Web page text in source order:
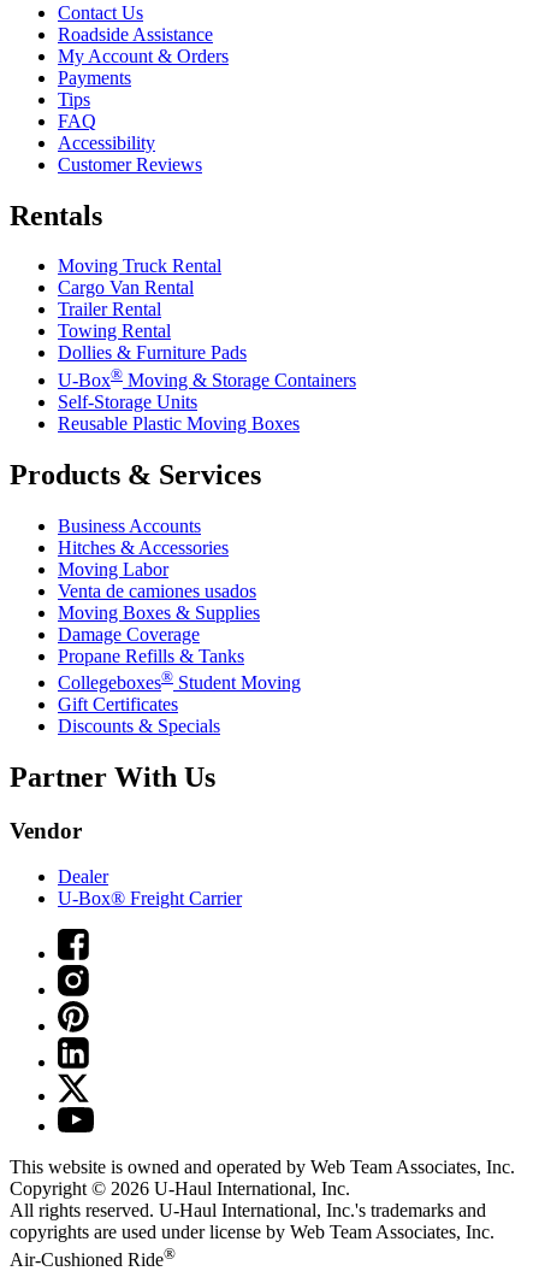
Contact Us
Roadside Assistance
My Account & Orders
Payments
Tips
FAQ
Accessibility
Customer Reviews
Rentals
Moving Truck Rental
Cargo Van Rental
Trailer Rental
Towing Rental
Dollies & Furniture Pads
U-Box® Moving & Storage Containers
Self-Storage Units
Reusable Plastic Moving Boxes
Products & Services
Business Accounts
Hitches & Accessories
Moving Labor
Venta de camiones usados
Moving Boxes & Supplies
Damage Coverage
Propane Refills & Tanks
Collegeboxes® Student Moving
Gift Certificates
Discounts & Specials
Partner With Us
Vendor
Dealer
U-Box® Freight Carrier
This website is owned and operated by Web Team Associates, Inc.
Copyright © 2026 U-Haul International, Inc.
All rights reserved. U-Haul International, Inc.'s trademarks and
copyrights are used under license by Web Team Associates, Inc.
Air-Cushioned Ride®